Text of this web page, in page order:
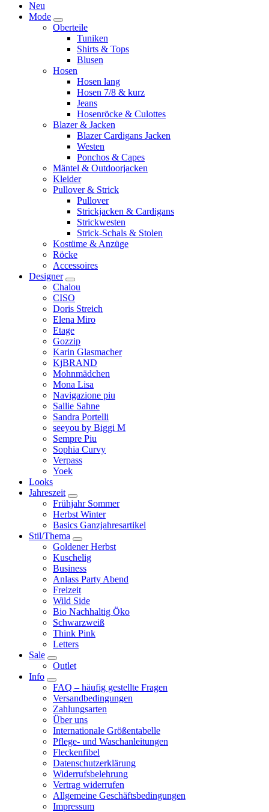
Neu
Mode
Oberteile
Tuniken
Shirts & Tops
Blusen
Hosen
Hosen lang
Hosen 7/8 & kurz
Jeans
Hosenröcke & Culottes
Blazer & Jacken
Blazer Cardigans Jacken
Westen
Ponchos & Capes
Mäntel & Outdoorjacken
Kleider
Pullover & Strick
Pullover
Strickjacken & Cardigans
Strickwesten
Strick-Schals & Stolen
Kostüme & Anzüge
Röcke
Accessoires
Designer
Chalou
CISO
Doris Streich
Elena Miro
Etage
Gozzip
Karin Glasmacher
KjBRAND
Mohnmädchen
Mona Lisa
Navigazione piu
Sallie Sahne
Sandra Portelli
seeyou by Biggi M
Sempre Piu
Sophia Curvy
Verpass
Yoek
Looks
Jahreszeit
Frühjahr Sommer
Herbst Winter
Basics Ganzjahresartikel
Stil/Thema
Goldener Herbst
Kuschelig
Business
Anlass Party Abend
Freizeit
Wild Side
Bio Nachhaltig Öko
Schwarzweiß
Think Pink
Letters
Sale
Outlet
Info
FAQ – häufig gestellte Fragen
Versandbedingungen
Zahlungsarten
Über uns
Internationale Größentabelle
Pflege- und Waschanleitungen
Fleckenfibel
Datenschutzerklärung
Widerrufsbelehrung
Vertrag widerrufen
Allgemeine Geschäftsbedingungen
Impressum